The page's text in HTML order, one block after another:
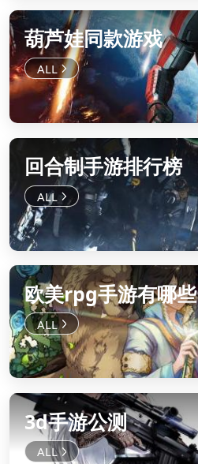
葫芦娃同款游戏
回合制手游排行榜
欧美rpg手游有哪些
3d手游公测